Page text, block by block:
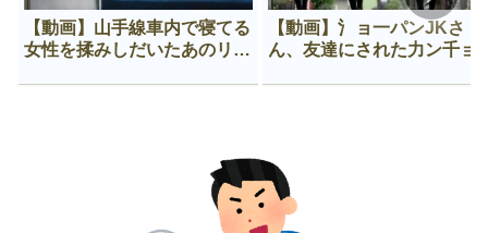
【動画】山手線車内で寝てる
女性を揉みしだいたあのリー
【動画】氵ョ一パンJKさ
ん、友達にされた力ン千ョ